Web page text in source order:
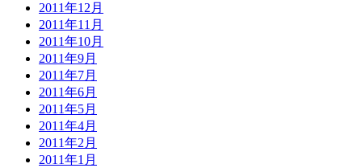
2011年12月
2011年11月
2011年10月
2011年9月
2011年7月
2011年6月
2011年5月
2011年4月
2011年2月
2011年1月